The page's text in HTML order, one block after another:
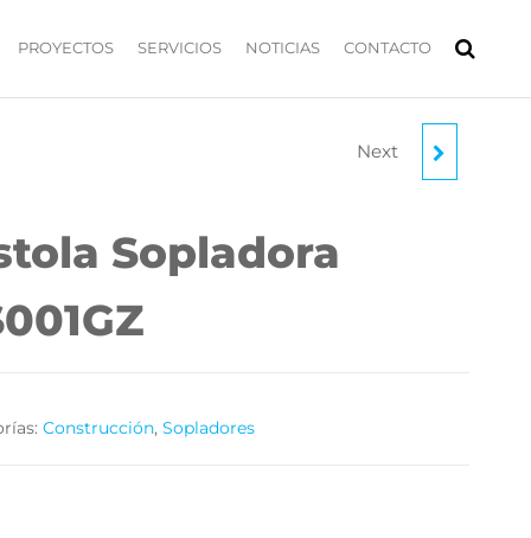
PROYECTOS SERVICIOS NOTICIAS CONTACTO
UB001GZ
Next
Sopladora
Construcción,Sopladores